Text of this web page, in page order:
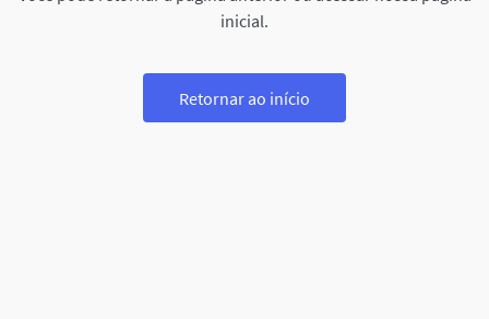
inicial.
Retornar ao início